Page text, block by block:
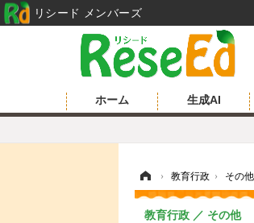
ホーム 生成AI
› 教育行政 › その他
教育行政 その他
リシード メンバーズ